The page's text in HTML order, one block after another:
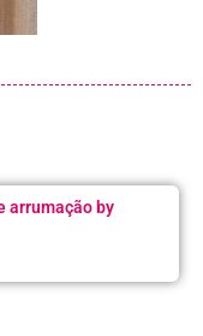
arrumação by